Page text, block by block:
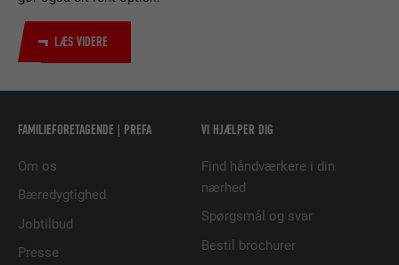
LÆS VIDERE
FAMILIEFORETAGENDE | PREFA
Om os
Bæredygtighed
Jobtilbud
Presse
VI HJÆLPER DIG
Find håndværkere i din
nærhed
Spørgsmål og svar
Bestil brochurer
tjenester.
FORMÅL
flere websteder for at præsentere relevante
annoncer baseret på den besøgendes